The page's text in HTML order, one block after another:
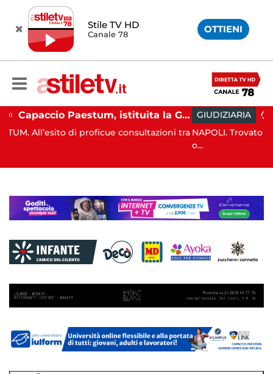
Stile TV HD
Canale 78 OTTIENI
Capaccio Paestum, istituita la Guardia Medica Turistica presso il Psaut di Piazza Santini
consultazioni tra
GIUDIZIARIA 13:26
NAPOLI. Trovato l'accordo per il